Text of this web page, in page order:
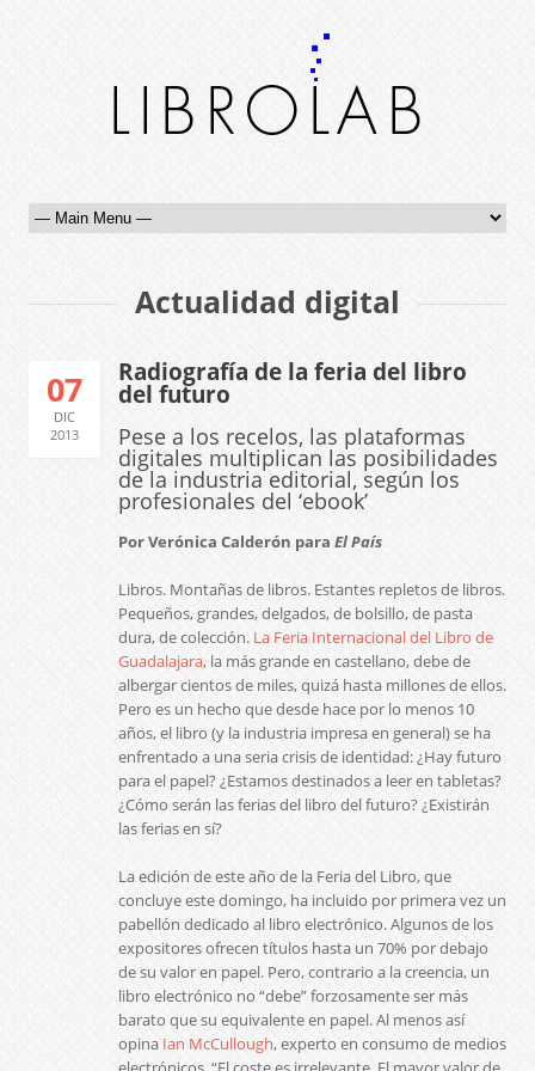
Actualidad digital
07
DIC
2013
Radiografía de la feria del libro
del futuro
Pese a los recelos, las plataformas
digitales multiplican las posibilidades
de la industria editorial, según los
profesionales del ‘ebook’
Por Verónica Calderón para El País
Libros. Montañas de libros. Estantes repletos de libros.
Pequeños, grandes, delgados, de bolsillo, de pasta
dura, de colección. La Feria Internacional del Libro de
Guadalajara, la más grande en castellano, debe de
albergar cientos de miles, quizá hasta millones de ellos.
Pero es un hecho que desde hace por lo menos 10
años, el libro (y la industria impresa en general) se ha
enfrentado a una seria crisis de identidad: ¿Hay futuro
para el papel? ¿Estamos destinados a leer en tabletas?
¿Cómo serán las ferias del libro del futuro? ¿Existirán
las ferias en sí?
La edición de este año de la Feria del Libro, que
concluye este domingo, ha incluido por primera vez un
pabellón dedicado al libro electrónico. Algunos de los
expositores ofrecen títulos hasta un 70% por debajo
de su valor en papel. Pero, contrario a la creencia, un
libro electrónico no “debe” forzosamente ser más
barato que su equivalente en papel. Al menos así
opina Ian McCullough, experto en consumo de medios